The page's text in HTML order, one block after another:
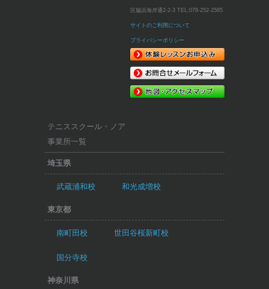
区脇浜海岸通2-2-3 TEL:078-252-2585
サイトのご利用について
プライバシーポリシー
テニススクール・ノア
事業所一覧
埼玉県
武蔵浦和校 和光成増校
東京都
南町田校 世田谷桜新町校
国分寺校
神奈川県